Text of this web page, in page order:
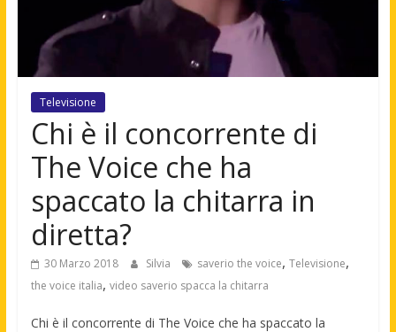
Televisione
Chi è il concorrente di
The Voice che ha
spaccato la chitarra in
diretta?
30 Marzo 2018 Silvia saverio the voice, Televisione,
the voice italia, video saverio spacca la chitarra
Chi è il concorrente di The Voice che ha spaccato la